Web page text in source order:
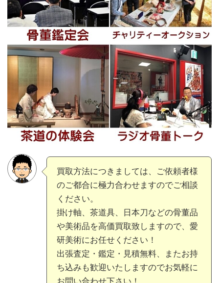
買取方法につきましては、ご依頼者様
のご都合に極力合わせますのでご相談
ください。
掛け軸、茶道具、日本刀などの骨董品
や美術品を高価買取致しますので、愛
研美術にお任せください！
出張査定・鑑定・見積無料、またお持
ち込みも歓迎いたしますのでお気軽に
お問い合わせ下さい！